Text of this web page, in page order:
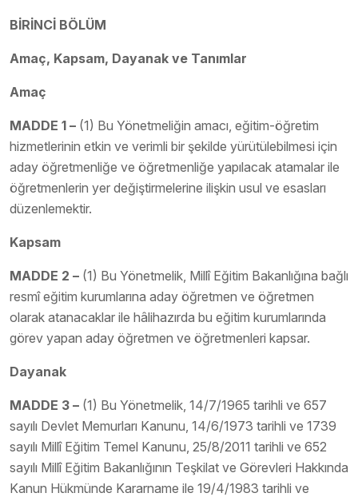
BİRİNCİ BÖLÜM
Amaç, Kapsam, Dayanak ve Tanımlar
Amaç
MADDE 1 – (1) Bu Yönetmeliğin amacı, eğitim-öğretim
hizmetlerinin etkin ve verimli bir şekilde yürütülebilmesi için
aday öğretmenliğe ve öğretmenliğe yapılacak atamalar ile
öğretmenlerin yer değiştirmelerine ilişkin usul ve esasları
düzenlemektir.
Kapsam
MADDE 2 – (1) Bu Yönetmelik, Millî Eğitim Bakanlığına bağlı
resmî eğitim kurumlarına aday öğretmen ve öğretmen
olarak atanacaklar ile hâlihazırda bu eğitim kurumlarında
görev yapan aday öğretmen ve öğretmenleri kapsar.
Dayanak
MADDE 3 – (1) Bu Yönetmelik, 14/7/1965 tarihli ve 657
sayılı Devlet Memurları Kanunu, 14/6/1973 tarihli ve 1739
sayılı Millî Eğitim Temel Kanunu, 25/8/2011 tarihli ve 652
sayılı Millî Eğitim Bakanlığının Teşkilat ve Görevleri Hakkında
Kanun Hükmünde Kararname ile 19/4/1983 tarihli ve